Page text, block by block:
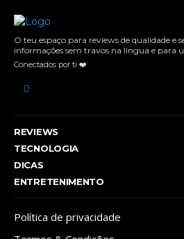
O teu espaço para reviews de qualidade e
informações sem travos na língua e para
Conectados por ti ❤️
REVIEWS
TECNOLOGIA
DICAS
ENTRETENIMENTO
Política de privacidade